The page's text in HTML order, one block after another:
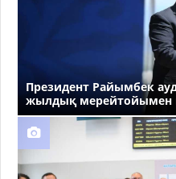
Президент Райымбек
жылдық мерейтойымен